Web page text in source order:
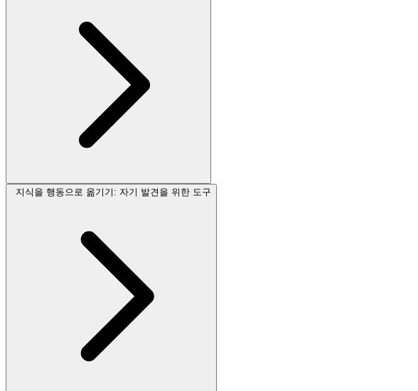
지식을 행동으로 옮기기: 자기 발견을 위한 도구